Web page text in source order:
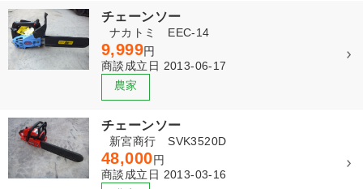
チェーンソー
ナカトミ EEC-14
9,999円
商談成立日 2013-06-17
チェーンソー
新宮商行 SVK3520D
48,000円
商談成立日 2013-03-16